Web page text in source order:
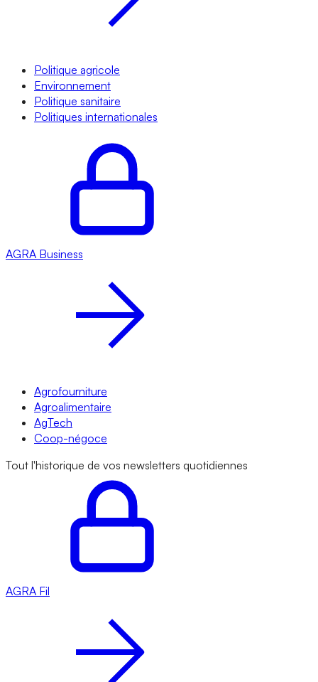
Politique agricole
Environnement
Politique sanitaire
Politiques internationales
AGRA Business
Agrofourniture
Agroalimentaire
AgTech
Coop-négoce
Tout l'historique de vos newsletters quotidiennes
AGRA Fil